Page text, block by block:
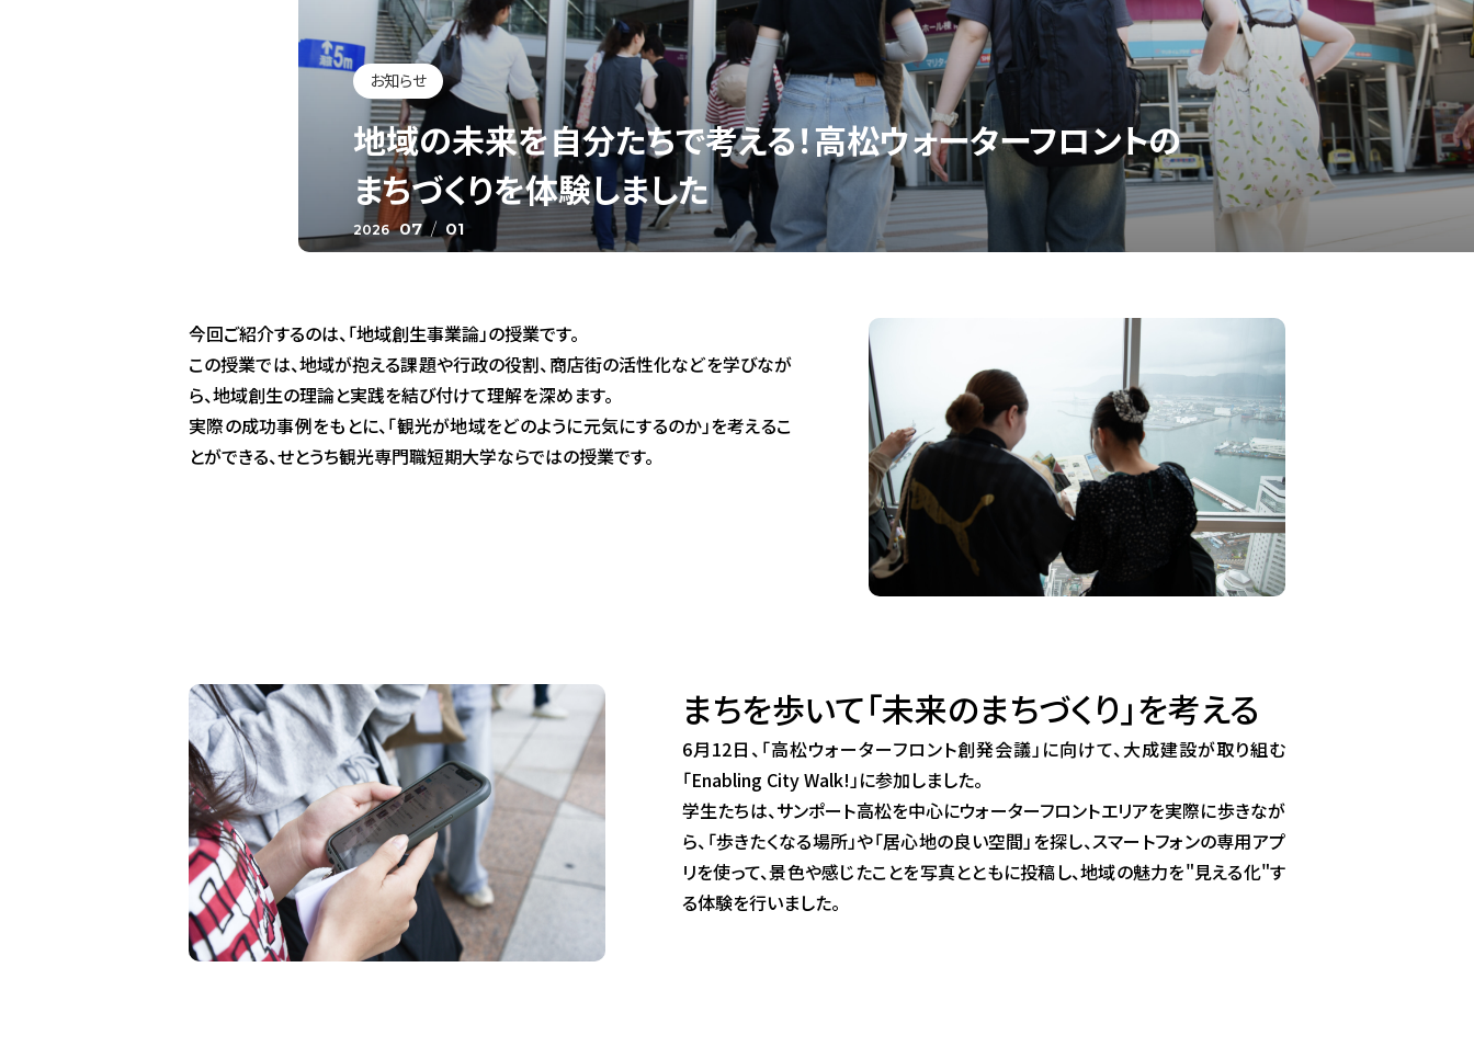
お知らせ
地域の未来を自分たちで考える！高松ウォーターフロントの
まちづくりを体験しました
2026 07 / 01
今回ご紹介するのは、「地域創生事業論」の授業です。
この授業では、地域が抱える課題や行政の役割、商店街の活性化などを学びなが
ら、地域創生の理論と実践を結び付けて理解を深めます。
実際の成功事例をもとに、「観光が地域をどのように元気にするのか」を考えるこ
とができる、せとうち観光専門職短期大学ならではの授業です。
まちを歩いて「未来のまちづくり」を考える
6月12日、「高松ウォーターフロント創発会議」に向けて、大成建設が取り組む
「Enabling City Walk!」に参加しました。
学生たちは、サンポート高松を中心にウォーターフロントエリアを実際に歩きなが
ら、「歩きたくなる場所」や「居心地の良い空間」を探し、スマートフォンの専用アプ
リを使って、景色や感じたことを写真とともに投稿し、地域の魅力を"見える化"す
る体験を行いました。